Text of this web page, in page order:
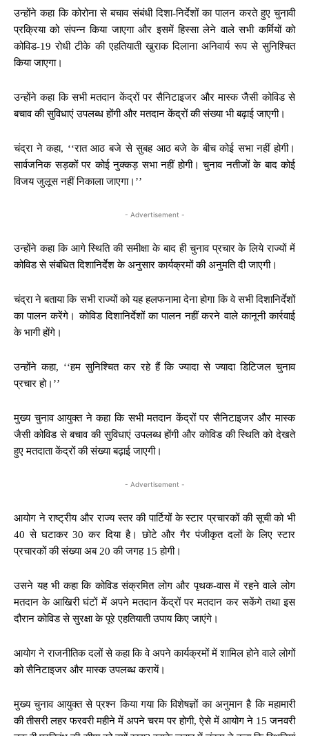
उन्होंने कहा कि कोरोना से बचाव संबंधी दिशा-निर्देशों का पालन करते हुए चुनावी
प्रक्रिया को संपन्न किया जाएगा और इसमें हिस्सा लेने वाले सभी कर्मियों को
कोविड-19 रोधी टीके की एहतियाती खुराक दिलाना अनिवार्य रूप से सुनिश्चित
किया जाएगा।
उन्होंने कहा कि सभी मतदान केंद्रों पर सैनिटाइजर और मास्क जैसी कोविड से
बचाव की सुविधाएं उपलब्ध होंगी और मतदान केंद्रों की संख्या भी बढ़ाई जाएगी।
चंद्रा ने कहा, ‘‘रात आठ बजे से सुबह आठ बजे के बीच कोई सभा नहीं होगी।
सार्वजनिक सड़कों पर कोई नुक्कड़ सभा नहीं होगी। चुनाव नतीजों के बाद कोई
विजय जुलूस नहीं निकाला जाएगा।’’
- Advertisement -
उन्होंने कहा कि आगे स्थिति की समीक्षा के बाद ही चुनाव प्रचार के लिये राज्यों में
कोविड से संबंधित दिशानिर्देश के अनुसार कार्यक्रमों की अनुमति दी जाएगी।
चंद्रा ने बताया कि सभी राज्यों को यह हलफनामा देना होगा कि वे सभी दिशानिर्देशों
का पालन करेंगे। कोविड दिशानिर्देशों का पालन नहीं करने वाले कानूनी कार्रवाई
के भागी होंगे।
उन्होंने कहा, ‘‘हम सुनिश्चित कर रहे हैं कि ज्यादा से ज्यादा डिटिजल चुनाव
प्रचार हो।’’
मुख्य चुनाव आयुक्त ने कहा कि सभी मतदान केंद्रों पर सैनिटाइजर और मास्क
जैसी कोविड से बचाव की सुविधाएं उपलब्ध होंगी और कोविड की स्थिति को देखते
हुए मतदाता केंद्रों की संख्या बढ़ाई जाएगी।
- Advertisement -
आयोग ने राष्ट्रीय और राज्य स्तर की पार्टियों के स्टार प्रचारकों की सूची को भी
40 से घटाकर 30 कर दिया है। छोटे और गैर पंजीकृत दलों के लिए स्टार
प्रचारकों की संख्या अब 20 की जगह 15 होगी।
उसने यह भी कहा कि कोविड संक्रमित लोग और पृथक-वास में रहने वाले लोग
मतदान के आखिरी घंटों में अपने मतदान केंद्रों पर मतदान कर सकेंगे तथा इस
दौरान कोविड से सुरक्षा के पूरे एहतियाती उपाय किए जाएंगे।
आयोग ने राजनीतिक दलों से कहा कि वे अपने कार्यक्रमों में शामिल होने वाले लोगों
को सैनिटाइजर और मास्क उपलब्ध करायें।
मुख्य चुनाव आयुक्त से प्रश्न किया गया कि विशेषज्ञों का अनुमान है कि महामारी
की तीसरी लहर फरवरी महीने में अपने चरम पर होगी, ऐसे में आयोग ने 15 जनवरी